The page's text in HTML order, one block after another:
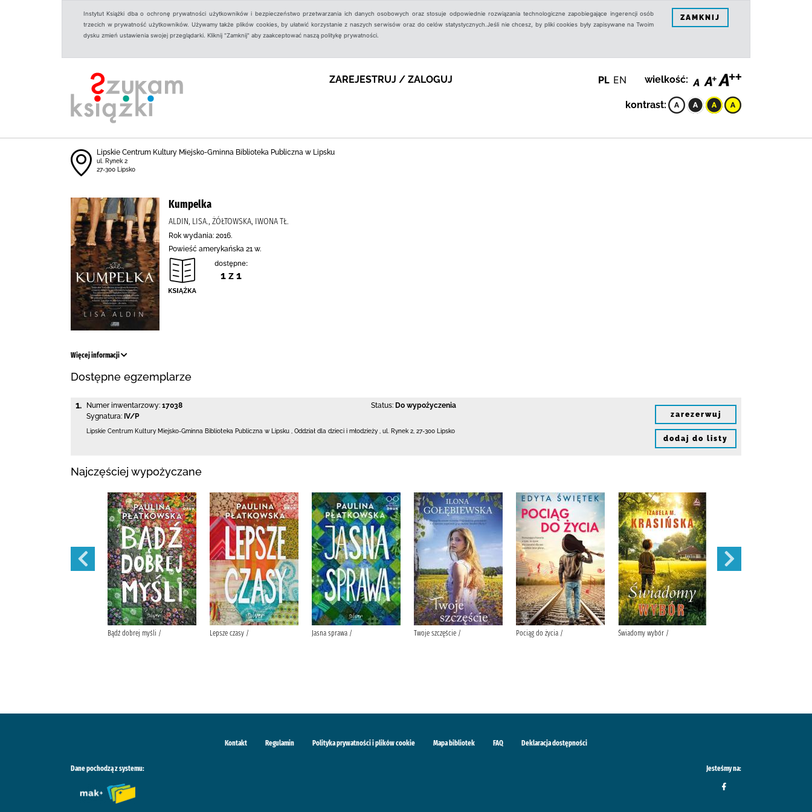
Instytut Książki dba o ochronę prywatności użytkowników i bezpieczeństwo przetwarzania ich danych osobowych oraz stosuje odpowiednie rozwiązania technologiczne zapobiegające ingerencji osób
trzecich w prywatność użytkowników. Używamy także plików cookies, by ułatwić korzystanie z naszych serwisów oraz do celów statystycznych.Jeśli nie chcesz, by pliki cookies były zapisywane na Twoim
dysku zmień ustawienia swojej przeglądarki. Kliknij "Zamknij" aby zaakceptować naszą politykę prywatności.
ZAMKNIJ
ZAREJESTRUJ / ZALOGUJ PL EN wielkość:
kontrast:
Lipskie Centrum Kultury Miejsko-Gminna Biblioteka Publiczna w Lipsku
ul. Rynek 2
27-300 Lipsko
Kumpelka
ALDIN, LISA., ŻÓŁTOWSKA, IWONA TŁ.
Rok wydania: 2016.
Powieść amerykańska 21 w.
dostępne:
1 z 1
Więcej informacji
Dostępne egzemplarze
1. Numer inwentarzowy: 17038
Sygnatura: IV/P
Status: Do wypożyczenia
Lipskie Centrum Kultury Miejsko-Gminna Biblioteka Publiczna w Lipsku Oddział dla dzieci i młodzieży , ul. Rynek 2 27-300 Lipsko
zarezerwuj
dodaj do listy
Najczęściej wypożyczane
Bądź dobrej myśli / Lepsze czasy / Jasna sprawa / Twoje szczęście / Pociąg do życia / Świadomy wybór /
Kontakt Regulamin Polityka prywatności i plików cookie Mapa bibliotek FAQ Deklaracja dostępności
Dane pochodzą z systemu: Jesteśmy na: